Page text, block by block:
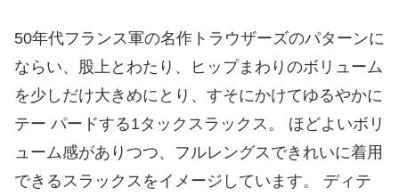
50年代フランス軍の名作トラウザーズのパターンに
ならい、股上とわたり、ヒップまわりのボリューム
を少しだけ大きめにとり、すそにかけてゆるやかに
テー パードする1タックスラックス。 ほどよいボリ
ューム感がありつつ、フルレングスできれいに着用
できるスラックスをイメージしています。 ディテ